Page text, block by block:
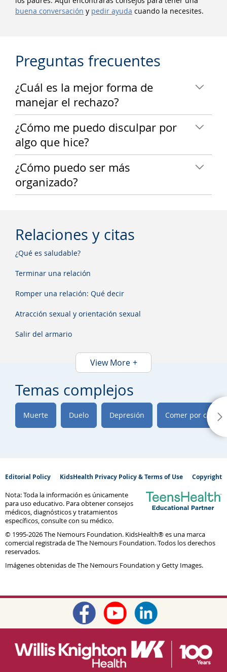
buena conversación y pedir ayuda cuando la necesites.
Preguntas frecuentes
¿Cuál es la mejor forma de
manejar el rechazo?
¿Cómo me puedo disculpar por
algo que hice?
¿Cómo puedo ser más
organizado?
Relaciones y citas
¿Qué es saludable?
Terminar una relación
Romper una relación: Qué decir
Atracción sexual y orientación sexual
Salir del armario
View More
Temas complejos
Muerte Duelo Depresión Comer por
Editorial Policy KidsHealth Privacy Policy & Terms of Use Copyright
Nota: Toda la información es únicamente
para uso educativo. Para obtener consejos
médicos, diagnósticos y tratamientos
específicos, consulte con su médico.
© 1995-2026 The Nemours Foundation. KidsHealth® es una marca
comercial registrada de The Nemours Foundation. Todos los derechos
reservados.
Imágenes obtenidas de The Nemours Foundation y Getty Images.